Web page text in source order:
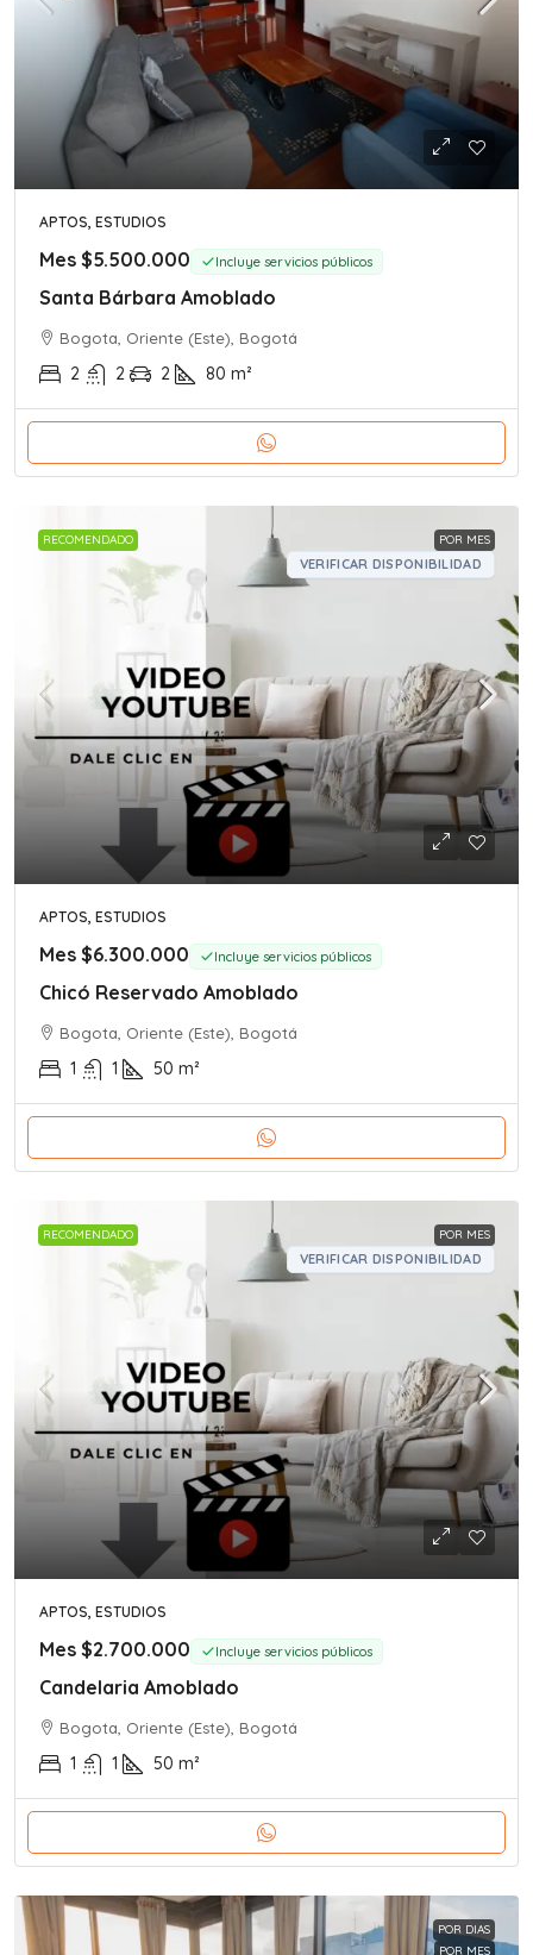
APTOS, ESTUDIOS
Mes $5.500.000 Incluye servicios públicos
Santa Bárbara Amoblado
Bogota, Oriente (Este), Bogotá
2 2 2 80 m²
RECOMENDADO POR MES
VERIFICAR DISPONIBILIDAD
APTOS, ESTUDIOS
Mes $6.300.000 Incluye servicios públicos
Chicó Reservado Amoblado
Bogota, Oriente (Este), Bogotá
1 1 50 m²
RECOMENDADO POR MES
VERIFICAR DISPONIBILIDAD
APTOS, ESTUDIOS
Mes $2.700.000 Incluye servicios públicos
Candelaria Amoblado
Bogota, Oriente (Este), Bogotá
1 1 50 m²
POR DIAS
POR MES